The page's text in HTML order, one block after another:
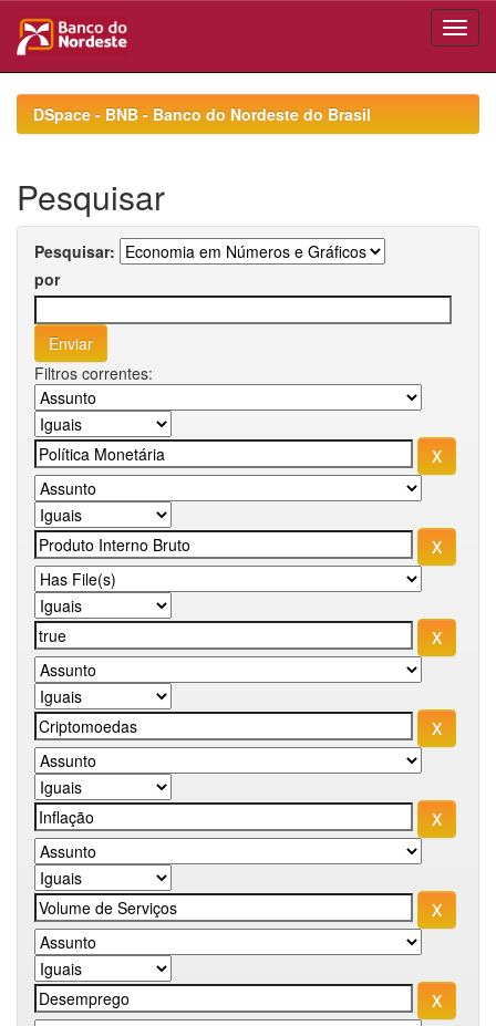
navigationDSpace - BNB - Banco do Nordeste do Brasil
Pesquisar
Pesquisar:
por
Filtros correntes: